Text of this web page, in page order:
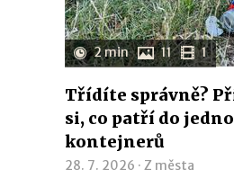
2 min 11 1
Třídíte správně?
si, co patří do
kontejnerů
28. 7. 2026 · Z města